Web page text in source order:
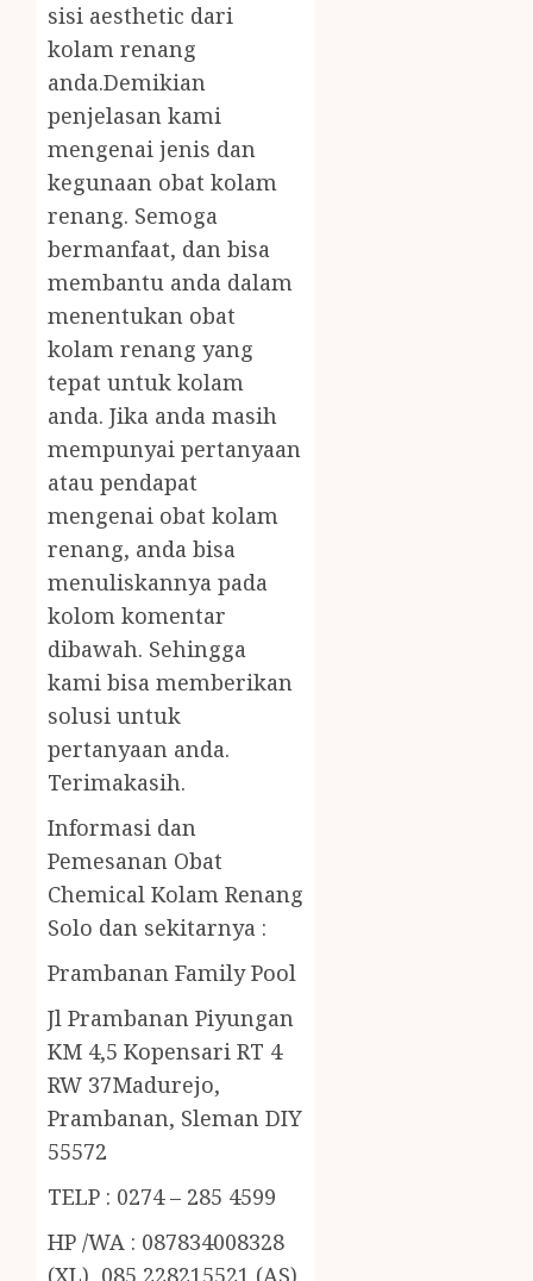
sisi aesthetic dari
kolam renang
anda.Demikian
penjelasan kami
mengenai jenis dan
kegunaan obat kolam
renang. Semoga
bermanfaat, dan bisa
membantu anda dalam
menentukan obat
kolam renang yang
tepat untuk kolam
anda. Jika anda masih
mempunyai pertanyaan
atau pendapat
mengenai obat kolam
renang, anda bisa
menuliskannya pada
kolom komentar
dibawah. Sehingga
kami bisa memberikan
solusi untuk
pertanyaan anda.
Terimakasih.
Informasi dan
Pemesanan Obat
Chemical Kolam Renang
Solo dan sekitarnya :
Prambanan Family Pool
Jl Prambanan Piyungan
KM 4,5 Kopensari RT 4
RW 37Madurejo,
Prambanan, Sleman DIY
55572
TELP : 0274 – 285 4599
HP /WA : 087834008328